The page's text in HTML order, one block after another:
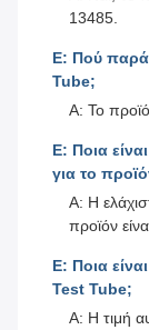
13485.
Ε: Πού
Tube;
Α: Το
Ε: Ποια
για το
Α: Η
προϊόν
Ε: Ποια
Test Tube;
Α: Η τιμή